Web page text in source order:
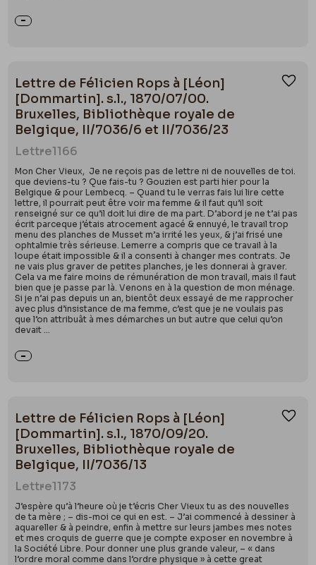
Lettre de Félicien Rops à [Léon]
[Dommartin]. s.l., 1870/07/00.
Bruxelles, Bibliothèque royale de
Belgique, II/7036/6 et II/7036/23
Lettre1166
Mon Cher Vieux, Je ne reçois pas de lettre ni de nouvelles de toi.
que deviens-tu ? Que fais-tu ? Gouzien est parti hier pour la
Belgique & pour Lembecq. – Quand tu le verras fais lui lire cette
lettre, il pourrait peut être voir ma femme & il faut qu’il soit
renseigné sur ce qu’il doit lui dire de ma part. D’abord je ne t’ai pas
écrit parceque j’étais atrocement agacé & ennuyé, le travail trop
menu des planches de Musset m’a irrité les yeux, & j’ai frisé une
ophtalmie très sérieuse. Lemerre a compris que ce travail à la
loupe était impossible & il a consenti à changer mes contrats. Je
ne vais plus graver de petites planches, je les donnerai à graver.
Cela va me faire moins de rémunération de mon travail, mais il faut
bien que je passe par là. Venons en à la question de mon ménage.
Si je n’ai pas depuis un an, bientôt deux essayé de me rapprocher
avec plus d’insistance de ma femme, c’est que je ne voulais pas
que l’on attribuât à mes démarches un but autre que celui qu’on
devait ...
Lettre de Félicien Rops à [Léon]
[Dommartin]. s.l., 1870/09/20.
Bruxelles, Bibliothèque royale de
Belgique, II/7036/13
Lettre1173
J’espère qu’à l’heure où je t’écris Cher Vieux tu as des nouvelles
de ta mère ; – dis-moi ce qui en est. – J’ai commencé à dessiner à
aquareller & à peindre, enfin à mettre sur leurs jambes mes notes
et mes croquis de guerre que je compte exposer en novembre à
la Société Libre. Pour donner une plus grande valeur, – « dans
l’ordre moral comme dans l’ordre physique » à cette great